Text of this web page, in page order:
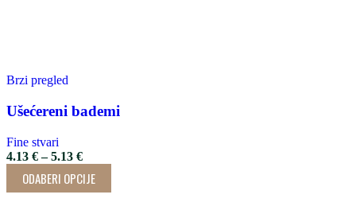
Brzi pregled
Ušećereni bademi
Fine stvari
4.13 € – 5.13 €
ODABERI OPCIJE